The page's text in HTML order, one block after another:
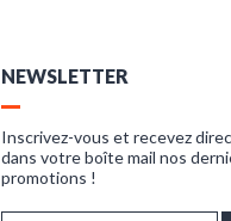
NEWSLETTER
Inscrivez-vous et recevez
dans votre boîte mail nos
promotions !